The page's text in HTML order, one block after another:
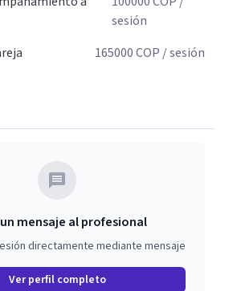
sesión
165000COP / sesión
mensaje al profesional
directamente mediante mensaje
Ver perfil completo